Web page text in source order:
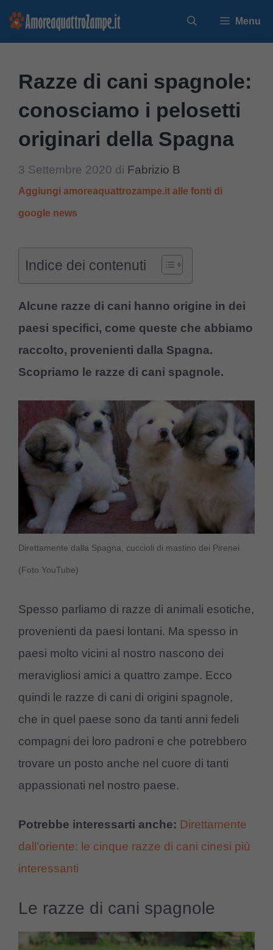
Vai
Menu
Razze di cani spagnole:
conosciamo i pelosetti
originari della Spagna
3 Settembre 2020 di Fabrizio B
Aggiungi amoreaquattrozampe.it alle fonti di
google news
Indice dei contenuti
Alcune razze di cani hanno origine in dei
paesi specifici, come queste che abbiamo
raccolto, provenienti dalla Spagna.
Scopriamo le razze di cani spagnole.
Direttamente dalla Spagna, cuccioli di mastino dei Pirenei
(Foto YouTube)
Spesso parliamo di razze di animali esotiche,
provenienti da paesi lontani. Ma spesso in
paesi molto vicini al nostro nascono dei
meravigliosi amici a quattro zampe. Ecco
quindi le razze di cani di origini spagnole,
che in quel paese sono da tanti anni fedeli
compagni dei loro padroni e che potrebbero
trovare un posto anche nel cuore di tanti
appassionati nel nostro paese.
Potrebbe interessarti anche: Direttamente
dall’oriente: le cinque razze di cani cinesi più
interessanti
Le razze di cani spagnole